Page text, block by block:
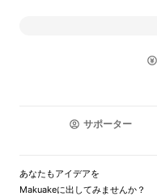
サポーター
あなたもアイデアを
Makuakeに出してみませんか？